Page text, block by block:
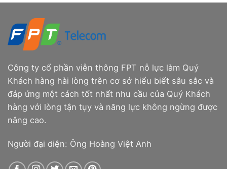
Công ty cổ phần viễn thông FPT nỗ lực làm Quý
Khách hàng hài lòng trên cơ sở hiểu biết sâu sắc và
đáp ứng một cách tốt nhất nhu cầu của Quý Khách
hàng với lòng tận tụy và năng lực không ngừng được
nâng cao.
Người đại diện: Ông Hoàng Việt Anh